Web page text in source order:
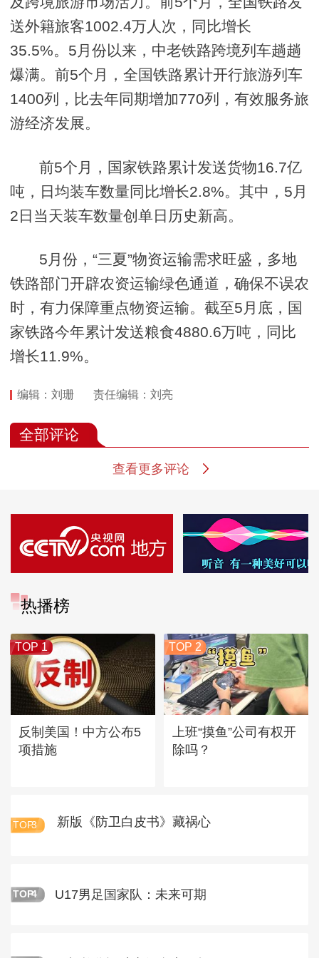
送外籍旅客1002.4万人次，同比增长
35.5%。5月份以来，中老铁路跨境列车趟趟
爆满。前5个月，全国铁路累计开行旅游列车
1400列，比去年同期增加770列，有效服务旅
游经济发展。
前5个月，国家铁路累计发送货物16.7亿
吨，日均装车数量同比增长2.8%。其中，5月
2日当天装车数量创单日历史新高。
5月份，“三夏”物资运输需求旺盛，多地
铁路部门开辟农资运输绿色通道，确保不误农
时，有力保障重点物资运输。截至5月底，国
家铁路今年累计发送粮食4880.6万吨，同比
增长11.9%。
编辑：刘珊 责任编辑：刘亮
全部评论
查看更多评论
热播榜
TOP 1
反制美国！中方公布5
项措施
TOP 2
上班“摸鱼”公司有权开
除吗？
TOP3 新版《防卫白皮书》藏祸心
TOP4 U17男足国家队：未来可期